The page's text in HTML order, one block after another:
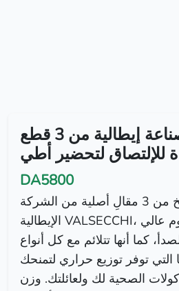
طقم المقلاة صناعة إيطالية من 3 قطع
للإلتصاق لتحضير أطي
DA5800
نقدم لك طقم المطبخ من 3 مقالِ أصلية من الشركة
الإيطالية VALSECCHI، مصنوعة من الألمنيوم عالي
كما أنها تتلائم مع كل أنواع
التي توفر توزيع حراري لتمنحك
الصحية لك ولعائلتك. وزن